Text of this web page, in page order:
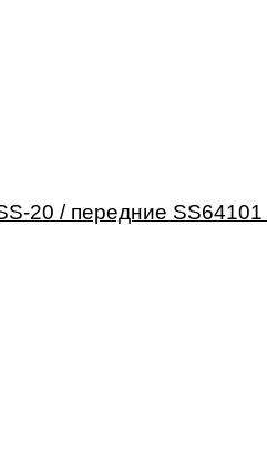
20 / передние